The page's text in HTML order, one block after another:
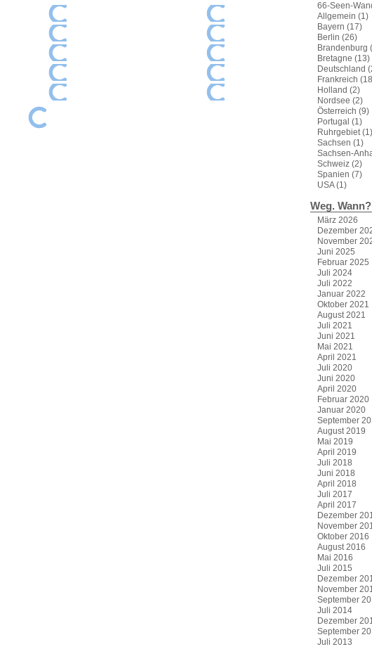
66-Seen-
Allgemein (1)
Bayern (17)
Berlin (26)
Brandenburg
Bretagne (13)
Deutschland
Frankreich
Holland (2)
Nordsee (2)
Österreich (9)
Portugal (1)
Ruhrgebiet(1)
Sachsen (1)
Sachsen-
Schweiz(2)
Spanien (7)
USA(1)
Weg. Wann?
März 2026
Dezember
November
Juni 2025
Februar 2025
Juli 2024
Juli 2022
Januar 2022
Oktober 2021
August 2021
Juli 2021
Juni 2021
Mai 2021
April 2021
Juli 2020
Juni 2020
April 2020
Februar 2020
Januar 2020
September
August 2019
Mai 2019
April 2019
Juli 2018
Juni 2018
April 2018
Juli 2017
April 2017
Dezember
November
Oktober 2016
August 2016
Mai 2016
Juli 2015
Dezember
November
September
Juli 2014
Dezember
September
Juli 2013